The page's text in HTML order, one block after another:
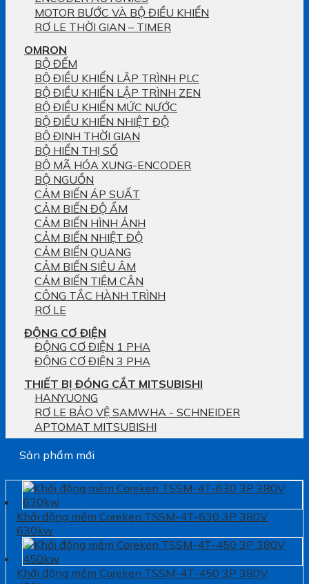
MOTOR BƯỚC VÀ BỘ ĐIỀU KHIỂN
RƠ LE THỜI GIAN – TIMER
OMRON
BỘ ĐẾM
BỘ ĐIỀU KHIỂN LẬP TRÌNH PLC
BỘ ĐIỀU KHIỂN LẬP TRÌNH ZEN
BỘ ĐIỀU KHIỂN MỨC NƯỚC
BỘ ĐIỀU KHIỂN NHIỆT ĐỘ
BỘ ĐỊNH THỜI GIAN
BỘ HIỂN THỊ SỐ
BỘ MÃ HÓA XUNG-ENCODER
BỘ NGUỒN
CẢM BIẾN ÁP SUẤT
CẢM BIẾN ĐỘ ẨM
CẢM BIẾN HÌNH ẢNH
CẢM BIẾN NHIỆT ĐỘ
CẢM BIẾN QUANG
CẢM BIẾN SIÊU ÂM
CẢM BIẾN TIỆM CẬN
CÔNG TẮC HÀNH TRÌNH
RƠ LE
ĐỘNG CƠ ĐIỆN
ĐỘNG CƠ ĐIỆN 1 PHA
ĐỘNG CƠ ĐIỆN 3 PHA
THIẾT BỊ ĐÓNG CẮT MITSUBISHI
HANYUONG
RƠ LE BẢO VỆ SAMWHA - SCHNEIDER
APTOMAT MITSUBISHI
Sản phẩm mới
Khởi động mềm Coreken TSSM-4T-630 3P 380V
630kw
Khởi động mềm Coreken TSSM-4T-450 3P 380V